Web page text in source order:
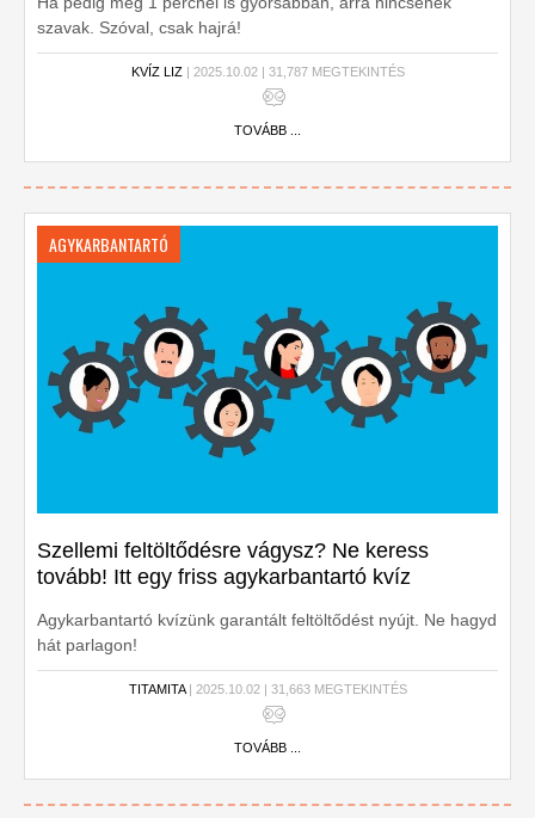
szavak. Szóval, csak hajrá!
KVÍZ LIZ| 2025.10.02 | 31,787 MEGTEKINTÉS
TOVÁBB ...
AGYKARBANTARTÓ
Szellemi feltöltődésre vágysz? Ne keress
tovább! Itt egy friss agykarbantartó kvíz
Agykarbantartó kvízünk garantált feltöltődést nyújt. Ne hagyd
hát parlagon!
TITAMITA| 2025.10.02 | 31,663 MEGTEKINTÉS
TOVÁBB ...